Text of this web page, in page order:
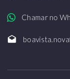
Chamar no